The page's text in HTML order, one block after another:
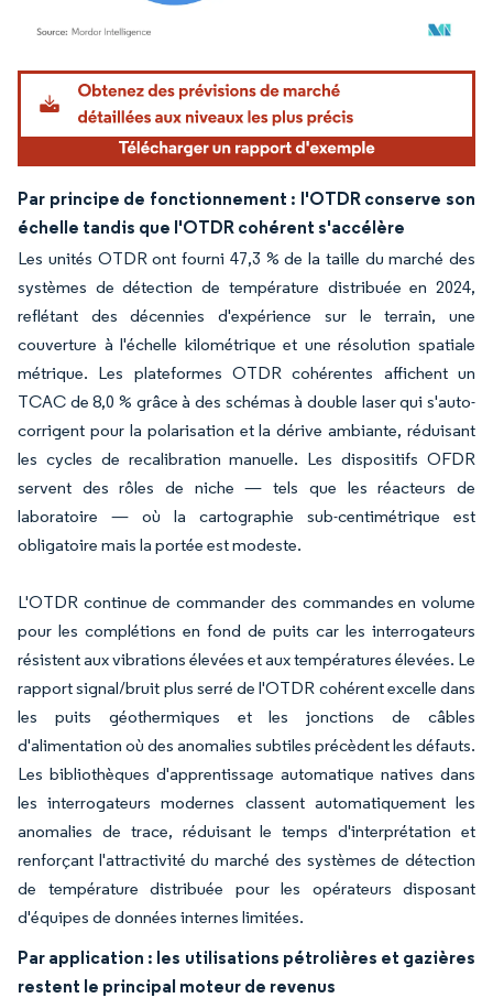
Image © Mordor Intelligence. La réutilisation nécessite une attribution sous CC BY
Par principe de fonctionnement : l'OTDR conserve son
échelle tandis que l'OTDR cohérent s'accélère
Les unités OTDR ont fourni 47,3 % de la taille du marché des
systèmes de détection de température distribuée en 2024,
reflétant des décennies d'expérience sur le terrain, une
couverture à l'échelle kilométrique et une résolution spatiale
métrique. Les plateformes OTDR cohérentes affichent un
TCAC de 8,0 % grâce à des schémas à double laser qui s'auto-
corrigent pour la polarisation et la dérive ambiante, réduisant
les cycles de recalibration manuelle. Les dispositifs OFDR
servent des rôles de niche — tels que les réacteurs de
laboratoire — où la cartographie sub-centimétrique est
obligatoire mais la portée est modeste.
L'OTDR continue de commander des commandes en volume
pour les complétions en fond de puits car les interrogateurs
résistent aux vibrations élevées et aux températures élevées. Le
rapport signal/bruit plus serré de l'OTDR cohérent excelle dans
les puits géothermiques et les jonctions de câbles
d'alimentation où des anomalies subtiles précèdent les défauts.
Les bibliothèques d'apprentissage automatique natives dans
les interrogateurs modernes classent automatiquement les
anomalies de trace, réduisant le temps d'interprétation et
renforçant l'attractivité du marché des systèmes de détection
de température distribuée pour les opérateurs disposant
d'équipes de données internes limitées.
Par application : les utilisations pétrolières et gazières
restent le principal moteur de revenus